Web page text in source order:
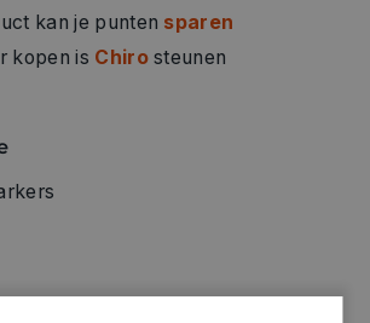
kan je punten sparen
kopen is Chirosteunen